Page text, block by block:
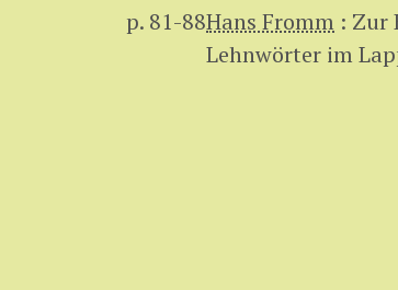
p. 81-88Hans Fromm : Zur
Lehnwörter im